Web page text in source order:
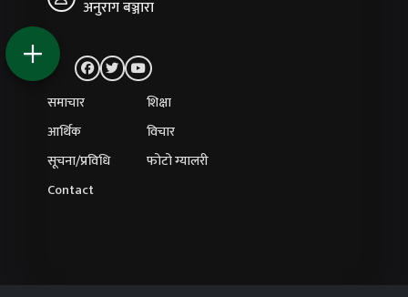
अनुराग बञ्जारा
समाचार
शिक्षा
आर्थिक
विचार
सूचना/प्रविधि
फोटो ग्यालरी
Contact